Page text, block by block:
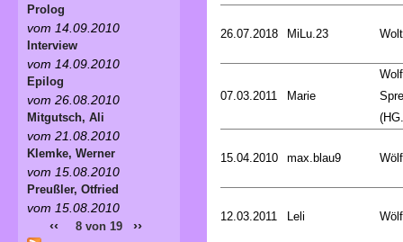
26.07.2018 MiLu.23
07.03.2011 Marie
15.04.2010 max.blau9
12.03.2011 Leli
Prolog
vom 14.09.2010
Interview
vom 14.09.2010
Epilog
vom 26.08.2010
Mitgutsch, Ali
vom 21.08.2010
Klemke, Werner
vom 15.08.2010
Preußler, Otfried
vom 15.08.2010
‹‹ 8 von 19 ››